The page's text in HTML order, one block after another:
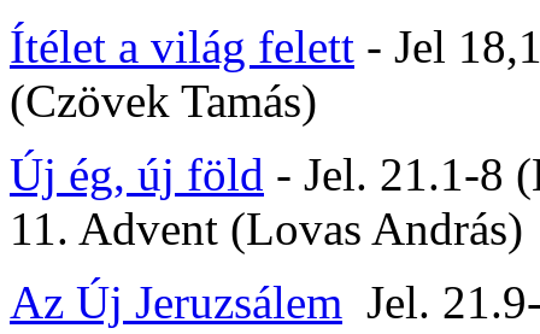
Ítélet a világ felett - Jel
(Czövek Tamás)
Új ég, új föld - Jel. 21.1-8
11. Advent (Lovas András)
Az Új Jeruzsálem Jel.